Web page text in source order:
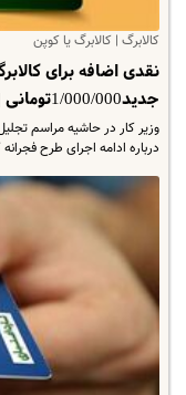
کالابرگ | کالابرگ یا کوپن
نقدی اضافه برای
جدید1/000/000تومانی | کالابرگ بگیران پولدار شدند
وزیر کار در حاشیه مراسم
درباره ادامه اجرای طرح